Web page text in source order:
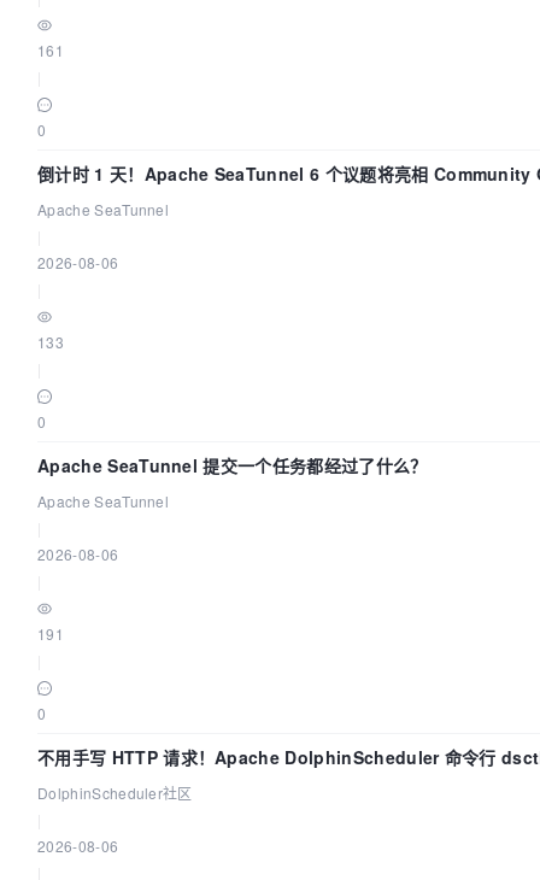
161
0
倒计时 1 天！Apache SeaTunnel 6 个议题将亮相
Apache SeaTunnel
2026-08-06
133
0
Apache SeaTunnel 提交一个任务都经过了什么？
Apache SeaTunnel
2026-08-06
191
0
不用手写 HTTP 请求！Apache DolphinScheduler 命令行
DolphinScheduler社区
2026-08-06